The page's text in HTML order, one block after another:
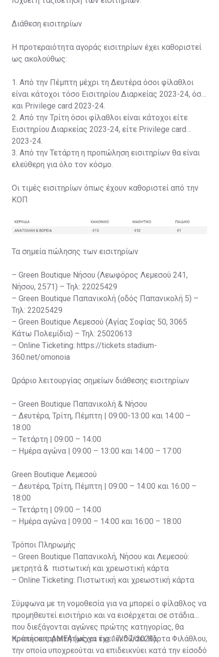
Διάθεση εισιτηρίων
Η προτεραιότητα αγοράς εισιτηρίων έχει καθοριστεί
ως ακολούθως:
1. Από την Πέμπτη μέχρι τη Δευτέρα όσοι φίλαθλοι
είναι κάτοχοι τόσο Εισιτηρίου Διαρκείας 2023-24, όσο
και Privilege card 2023-24.
2. Από την Τρίτη όσοι φίλαθλοι είναι κάτοχοι είτε
Εισιτηρίου Διαρκείας 2023-24, είτε Privilege card
2023-24.
3. Από την Τετάρτη η προπώληση εισιτηρίων θα είναι
ελεύθερη για όλο τον κόσμο.
Οι τιμές εισιτηρίων όπως έχουν καθοριστεί από την
ΚΟΠ
Τα σημεία πώλησης των εισιτηρίων
– Green Boutique Νήσου (Λεωφόρος Λεμεσού 241,
Νήσου, 2571) – Τηλ: 22025429
– Green Boutique Παπανικολή (οδός Παπανικολή 5) –
Τηλ: 22025429
– Green Boutique Λεμεσού (Αγίας Σοφίας 50, 3065
Κάτω Πολεμίδια) – Τηλ: 25020613
– Online Ticketing: https://tickets.stadium-
360.net/omonoia
Ωράριο λειτουργίας σημείων διάθεσης εισιτηρίων
– Green Boutique Παπανικολή & Νήσου
– Δευτέρα, Τρίτη, Πέμπτη | 09:00-13:00 και 14:00 –
18:00
– Τετάρτη | 09:00 – 14:00
– Ημέρα αγώνα | 09:00 – 13:00 και 14:00 – 17:00
Green Boutique Λεμεσού
– Δευτέρα, Τρίτη, Πέμπτη | 09:00 – 14:00 και 16:00 –
18:00
– Τετάρτη | 09:00 – 14:00
– Ημέρα αγώνα | 09:00 – 14:00 και 16:00 – 18:00
Τρόποι Πληρωμής
– Green Boutique Παπανικολή, Νήσου και Λεμεσού:
μετρητά & πιστωτική και χρεωστική κάρτα
– Online Ticketing: Πιστωτική και χρεωστική κάρτα
Σύμφωνα με τη νομοθεσία για να μπορεί ο φίλαθλος να
προμηθευτεί εισιτήριο και να εισέρχεται σε στάδια
που διεξάγονται αγώνες πρώτης κατηγορίας, θα
πρέπει απαραιτήτως να έχει εκδώσει Κάρτα Φιλάθλου,
την οποία υποχρεούται να επιδεικνύει κατά την είσοδό
Κρατήσεις ΑΜΕΑ (μέχρι τις 17/07/2023)